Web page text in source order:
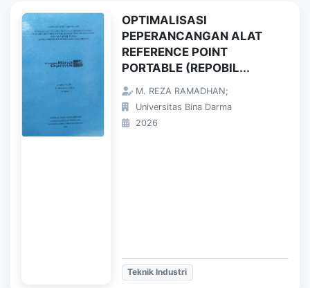
OPTIMALISASI
PEPERANCANGAN ALAT
REFERENCE POINT
PORTABLE (REPOBIL...
M. REZA RAMADHAN;
Universitas Bina Darma
2026
Teknik Industri